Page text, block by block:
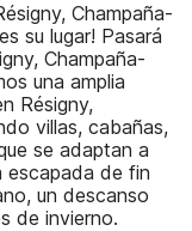
Champaña-
su lugar! Pasará
Champaña-
una amplia
Résigny,
villas, cabañas,
se adaptan a
escapada de fin
un descanso
de invierno.